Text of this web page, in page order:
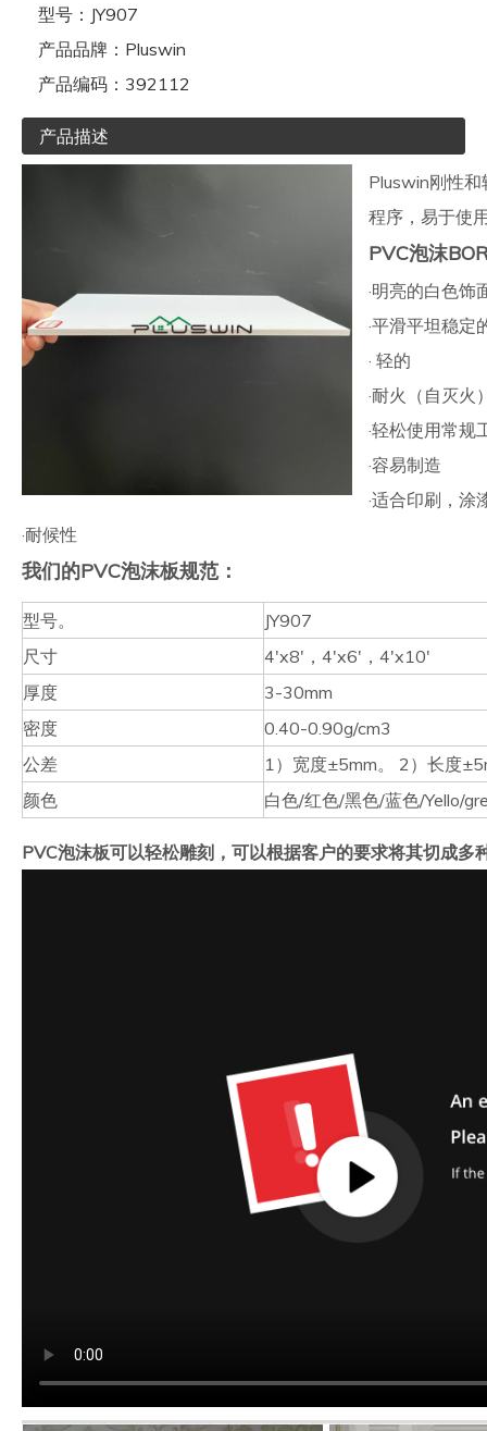
型号： JY907
产品品牌： Pluswin
产品编码： 392112
产品描述
Pluswin刚性
程序，易于使
PVC泡沫
·明亮的白色饰
·平滑平坦稳定
· 轻的
·耐火（自灭火
·轻松使用常规
·容易制造
·适合印刷，涂
·耐候性
我们的PVC泡沫板规范：
型号。
JY907
尺寸
4'x8'，4'x6'，4'x10'
厚度
3-30mm
密度
0.40-0.90g/cm3
公差
1）宽度±5mm。 2）长度
颜色
白色/红色/黑色/蓝色/Yello/
PVC泡沫板可以轻松雕刻，可以根据客户的要求将其切成